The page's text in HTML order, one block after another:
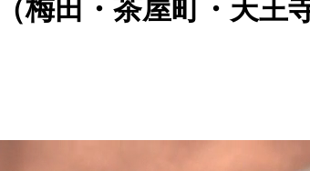
梅田・茶屋町・天王